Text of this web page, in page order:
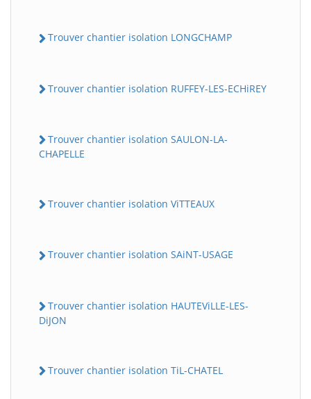
Trouver chantier isolation LONGCHAMP
Trouver chantier isolation RUFFEY-LES-ECHiREY
Trouver chantier isolation SAULON-LA-
CHAPELLE
Trouver chantier isolation ViTTEAUX
Trouver chantier isolation SAiNT-USAGE
Trouver chantier isolation HAUTEViLLE-LES-
DiJON
Trouver chantier isolation TiL-CHATEL